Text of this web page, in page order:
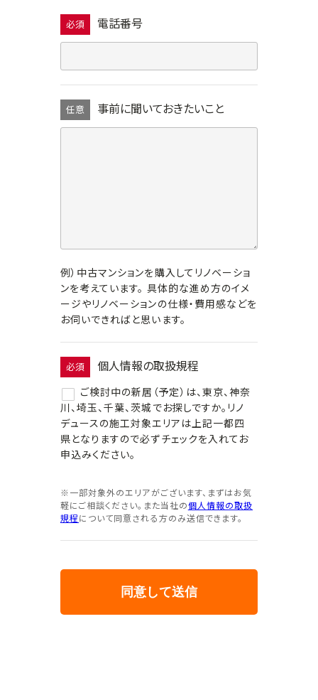
必須 電話番号
任意 事前に聞いておきたいこと
例）中古マンションを購入してリノベーショ
ンを考えています。 具体的な進め方のイメ
ージやリノベーションの仕様・費用感などを
お伺いできればと思います。
必須 個人情報の取扱規程
ご検討中の新居（予定）は、東京、神奈
川、埼玉、千葉、茨城でお探しですか。リノ
デュースの施工対象エリアは上記一都四
県となりますので必ずチェックを入れてお
申込みください。
※一部対象外のエリアがございます、まずはお気
軽にご相談ください。また当社の個人情報の取扱
規程 について同意される方のみ送信できます。